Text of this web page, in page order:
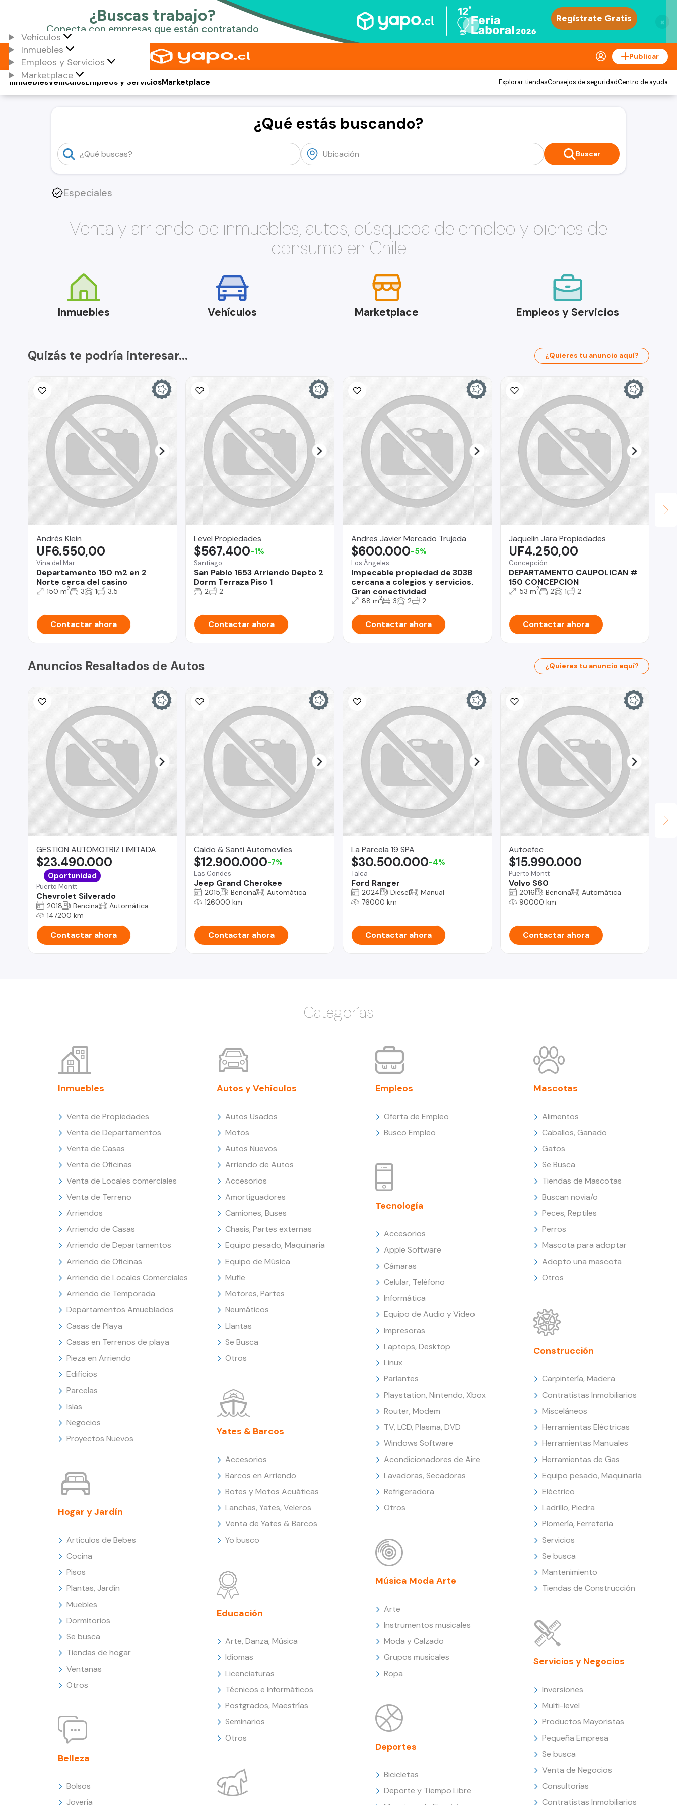
×
Vehículos
Inmuebles
Empleos y Servicios
Marketplace
Publicar
Vehículos
Inmuebles Empleos y ServiciosMarketplace Explorar tiendasConsejos de seguridadCentro de ayuda
¿Qué estás buscando?
Buscar
Especiales
Venta y arriendo de inmuebles, autos, búsqueda de empleo y bienes de
consumo en Chile
Inmuebles Vehículos Marketplace Empleos y Servicios
Quizás te podría interesar... ¿Quieres tu anuncio aquí?
Andrés Klein
Viña del Mar
Departamento 150 m2 en 2
Norte cerca del casino
UF6.550,00
150 m2 3 1 3.5
Contactar ahora
Level Propiedades
Santiago
San Pablo 1653 Arriendo Depto 2
Dorm Terraza Piso 1
$567.400-1%
2 2
Contactar ahora
Andres Javier Mercado Trujeda
Los Ángeles
Impecable propiedad de 3D3B
cercana a colegios y servicios.
Gran conectividad
$600.000-5%
88 m2 3 2 2
Contactar ahora
Jaquelin Jara Propiedades
Concepción
DEPARTAMENTO CAUPOLICAN #
150 CONCEPCION
UF4.250,00
53 m2 2 1 2
Contactar ahora
Anuncios Resaltados de Autos ¿Quieres tu anuncio aquí?
GESTION AUTOMOTRIZ LIMITADA
Puerto Montt
Chevrolet Silverado
$23.490.000
Oportunidad
2018 Bencina
Automática
147200 km
Contactar ahora
Caldo & Santi Automoviles
Las Condes
Jeep Grand Cherokee
$12.900.000-7%
2015 Bencina
Automática
126000 km
Contactar ahora
La Parcela 19 SPA
Talca
Ford Ranger
$30.500.000-4%
2024 Diesel
Manual
76000 km
Contactar ahora
Autoefec
Puerto Montt
Volvo S60
$15.990.000
2016 Bencina
Automática
90000 km
Contactar ahora
Categorías
Inmuebles
Venta de Propiedades
Venta de Departamentos
Venta de Casas
Venta de Oficinas
Venta de Locales comerciales
Venta de Terreno
Arriendos
Arriendo de Casas
Arriendo de Departamentos
Arriendo de Oficinas
Arriendo de Locales Comerciales
Arriendo de Temporada
Departamentos Amueblados
Casas de Playa
Casas en Terrenos de playa
Pieza en Arriendo
Edificios
Parcelas
Islas
Negocios
Proyectos Nuevos
Hogar y Jardín
Artículos de Bebes
Cocina
Pisos
Plantas, Jardín
Muebles
Dormitorios
Se busca
Tiendas de hogar
Ventanas
Otros
Belleza
Bolsos
Joyería
Autos y Vehículos
Autos Usados
Motos
Autos Nuevos
Arriendo de Autos
Accesorios
Amortiguadores
Camiones, Buses
Chasis, Partes externas
Equipo pesado, Maquinaria
Equipo de Música
Mufle
Motores, Partes
Neumáticos
Llantas
Se Busca
Otros
Yates & Barcos
Accesorios
Barcos en Arriendo
Botes y Motos Acuáticas
Lanchas, Yates, Veleros
Venta de Yates & Barcos
Yo busco
Educación
Arte, Danza, Música
Idiomas
Licenciaturas
Técnicos e Informáticos
Postgrados, Maestrías
Seminarios
Otros
Empleos
Oferta de Empleo
Busco Empleo
Tecnología
Accesorios
Apple Software
Cámaras
Celular, Teléfono
Informática
Equipo de Audio y Video
Impresoras
Laptops, Desktop
Linux
Parlantes
Playstation, Nintendo, Xbox
Router, Modem
TV, LCD, Plasma, DVD
Windows Software
Acondicionadores de Aire
Lavadoras, Secadoras
Refrigeradora
Otros
Música Moda Arte
Arte
Instrumentos musicales
Moda y Calzado
Grupos musicales
Ropa
Deportes
Bicicletas
Deporte y Tiempo Libre
Mascotas
Alimentos
Caballos, Ganado
Gatos
Se Busca
Tiendas de Mascotas
Buscan novia/o
Peces, Reptiles
Perros
Mascota para adoptar
Adopto una mascota
Otros
Construcción
Carpintería, Madera
Contratistas Inmobiliarios
Misceláneos
Herramientas Eléctricas
Herramientas Manuales
Herramientas de Gas
Equipo pesado, Maquinaria
Eléctrico
Ladrillo, Piedra
Plomería, Ferretería
Servicios
Se busca
Mantenimiento
Tiendas de Construcción
Servicios y Negocios
Inversiones
Multi-level
Productos Mayoristas
Pequeña Empresa
Se busca
Venta de Negocios
Consultorías
Contratistas Inmobiliarios